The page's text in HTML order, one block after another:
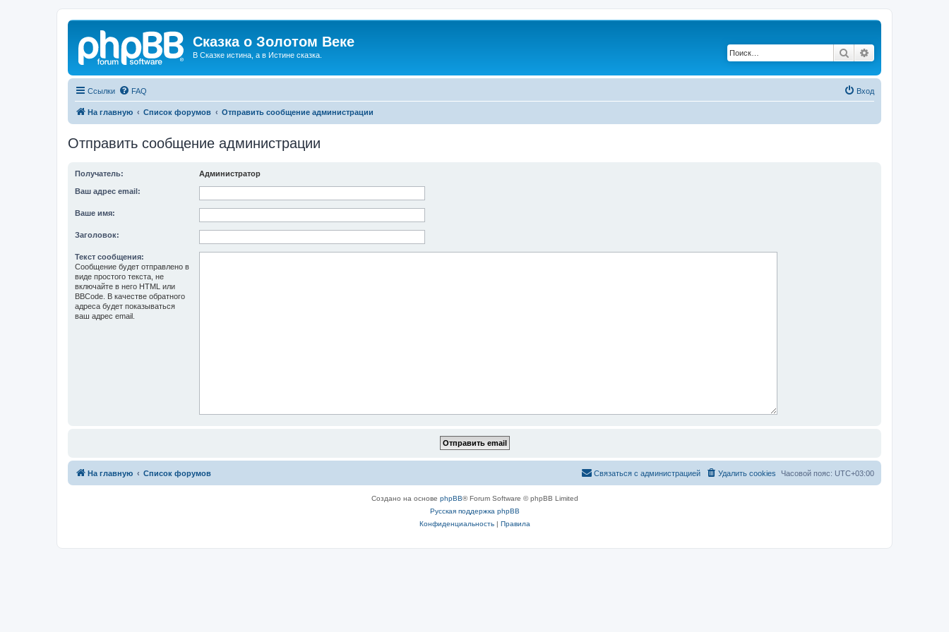
Сказка о Золотом Веке
В Сказке истина, а в Истине сказка. Поиск
Ссылки FAQ Вход
На главную Список форумов Отправить сообщение администрации
Отправить сообщение администрации
Получатель: Администратор
Ваш адрес email:
Ваше имя:
Заголовок:
Текст сообщения:
Сообщение будет отправлено в
виде простого текста, не
включайте в него HTML или
BBCode. В качестве обратного
адреса будет показываться
ваш адрес email.
На главную Список форумов Часовой пояс: UTC+03:00
Удалить cookies
Связаться с администрацией
Создано на основе phpBB® Forum Software © phpBB Limited
Русская поддержка phpBB
Конфиденциальность| Правила